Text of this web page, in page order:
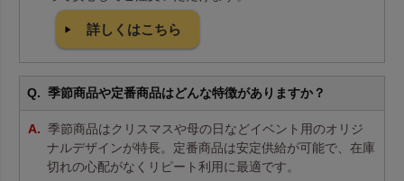
詳しくはこちら
季節商品や定番商品はどんな特徴がありますか？
季節商品はクリスマスや母の日などイベント用のオリジ
ナルデザインが特長。定番商品は安定供給が可能で、在庫
切れの心配がなくリピート利用に最適です。